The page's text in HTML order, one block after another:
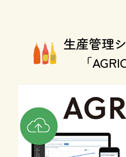
生産管理
「